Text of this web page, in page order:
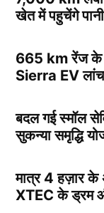
खेत में पहुचेंगे पानी
665 km रेंज के
Sierra EV लांच
बदल गई स्मॉल
सुकन्या समृद्धि
मात्र 4 हज़ार
XTEC के ड्रम